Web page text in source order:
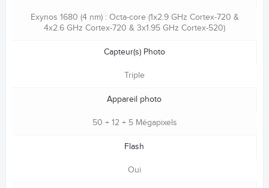
Exynos 1680 (4 nm) : Octa-core (1x2.9 GHz Cortex-720 &
4x2.6 GHz Cortex-720 & 3x1.95 GHz Cortex-520)
Capteur(s) Photo
Triple
Appareil photo
50 + 12 + 5 Mégapixels
Flash
Oui